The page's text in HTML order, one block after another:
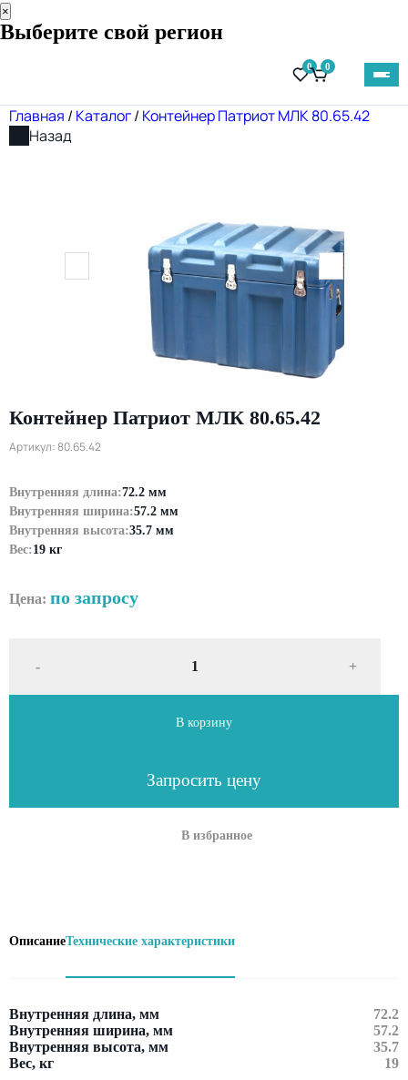
×
Выберите свой регион
0 0
Главная / Каталог/ Контейнер Патриот МЛК 80.65.42
Назад
Контейнер Патриот МЛК 80.65.42
Артикул: 80.65.42
Внутренняя длина:72.2 мм
Внутренняя ширина:57.2 мм
Внутренняя высота:35.7 мм
Вес:19 кг
Цена: по запросу
- +
В корзину
Запросить цену
В избранное
ОписаниеТехнические характеристики
Внутренняя длина, мм
72.2
Внутренняя ширина, мм
57.2
Внутренняя высота, мм
35.7
Вес, кг
19